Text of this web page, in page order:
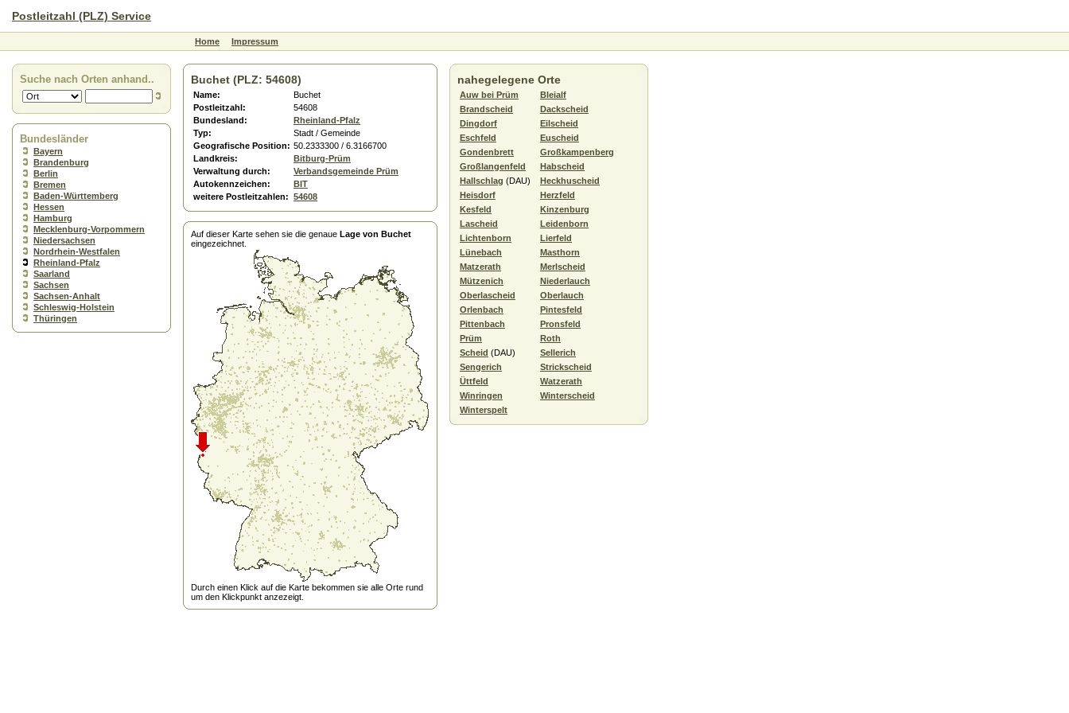
Postleitzahl (PLZ) Service
Home Impressum
Suche nach Orten anhand..
Bundesländer
Bayern
Brandenburg
Berlin
Bremen
Baden-Württemberg
Hessen
Hamburg
Mecklenburg-Vorpommern
Niedersachsen
Nordrhein-Westfalen
Rheinland-Pfalz
Saarland
Sachsen
Sachsen-Anhalt
Schleswig-Holstein
Thüringen
Buchet (PLZ: 54608)
Name:
Buchet
Postleitzahl:
54608
Bundesland:
Rheinland-Pfalz
Typ:
Stadt / Gemeinde
Geografische Position: 50.2333300 / 6.3166700
Landkreis:
Bitburg-Prüm
Verwaltung durch:
Verbandsgemeinde Prüm
Autokennzeichen:
BIT
weitere Postleitzahlen: 54608
Auf dieser Karte sehen sie die genaue Lage von Buchet
eingezeichnet.
Durch einen Klick auf die Karte bekommen sie alle Orte rund
um den Klickpunkt anzezeigt.
nahegelegene Orte
Auw bei Prüm
Bleialf
Brandscheid
Dackscheid
Dingdorf
Eilscheid
Eschfeld
Euscheid
Gondenbrett
Großkampenberg
Großlangenfeld
Habscheid
Hallschlag (DAU)
Heckhuscheid
Heisdorf
Herzfeld
Kesfeld
Kinzenburg
Lascheid
Leidenborn
Lichtenborn
Lierfeld
Lünebach
Masthorn
Matzerath
Merlscheid
Mützenich
Niederlauch
Oberlascheid
Oberlauch
Orlenbach
Pintesfeld
Pittenbach
Pronsfeld
Prüm
Roth
Scheid (DAU)
Sellerich
Sengerich
Strickscheid
Üttfeld
Watzerath
Winringen
Winterscheid
Winterspelt